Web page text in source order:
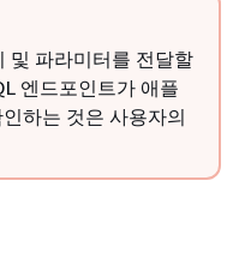
및 파라미터를 전달할
엔드포인트가 애플
하는 것은 사용자의